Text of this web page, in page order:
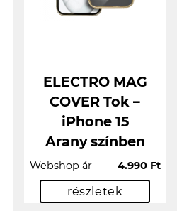
ELECTRO MAG
COVER Tok –
iPhone 15
Arany színben
Webshop ár 4.990 Ft
részletek